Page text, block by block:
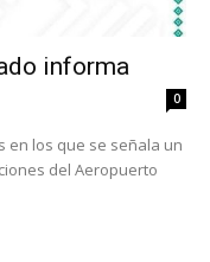
informa
0
en los que se señala un
del Aeropuerto